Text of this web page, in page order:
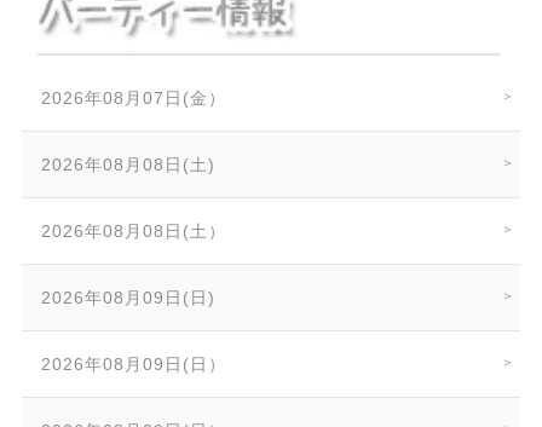
2026年08月07日(金）
2026年08月08日(土)
2026年08月08日(土）
2026年08月09日(日)
2026年08月09日(日）